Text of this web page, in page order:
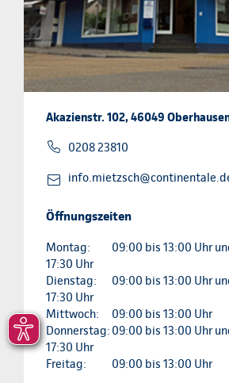
Akazienstr. 102, 46049
0208 23810
Öffnungszeiten
Montag:
09:00 bis 13:00 Uhr
17:30 Uhr
Dienstag:
09:00 bis 13:00 Uhr
17:30 Uhr
Mittwoch:
09:00 bis 13:00 Uhr
Donnerstag: 09:00 bis 13:00 Uhr
17:30 Uhr
Freitag:
09:00 bis 13:00 Uhr